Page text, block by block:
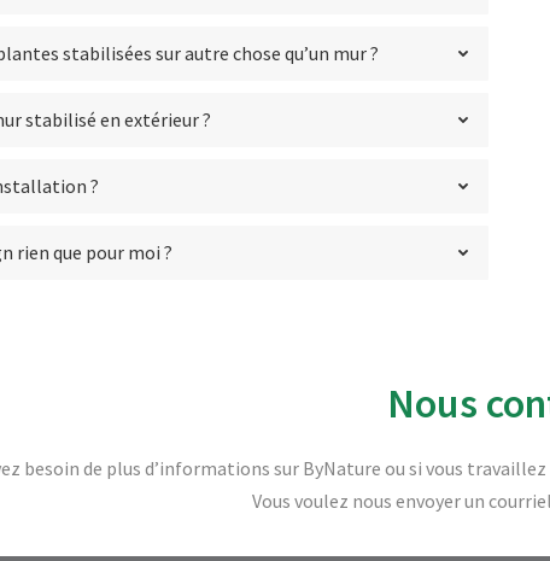
stabilisées sur autre chose qu’un mur ?
stabilisé en extérieur ?
?
rien que pour moi ?
Nous
besoin de plus d’informations sur ByNature ou si vous
Vous voulez nous envoyer un